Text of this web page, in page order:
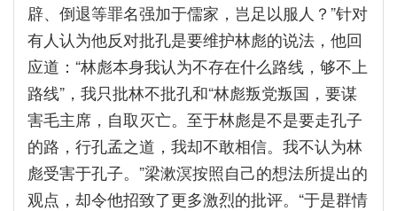
辟、倒退等罪名强加于儒家，岂足以服人？”针对
有人认为他反对批孔是要维护林彪的说法，他回
应道：“林彪本身我认为不存在什么路线，够不上
路线”，我只批林不批孔和“林彪叛党叛国，要谋
害毛主席，自取灭亡。至于林彪是不是要走孔子
的路，行孔孟之道，我却不敢相信。我不认为林
彪受害于孔子。”梁漱溟按照自己的想法所提出的
观点，却令他招致了更多激烈的批评。“于是群情